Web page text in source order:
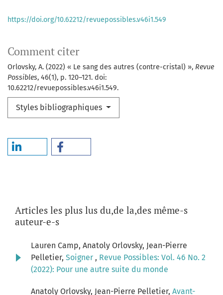
Comment citer
Orlovsky, A. (2022) « Le sang des autres (contre-cristal) », Revue
Possibles, 46(1), p. 120–121. doi:
10.62212/revuepossibles.v46i1.549.
Styles bibliographiques
https://doi.org/10.62212/revuepossibles.v46i1.549
Articles les plus lus du,de la,des même-s
auteur-e-s
Lauren Camp, Anatoly Orlovsky, Jean-Pierre
Pelletier, Soigner , Revue Possibles: Vol. 46 No. 2
(2022): Pour une autre suite du monde
Anatoly Orlovsky, Jean-Pierre Pelletier, Avant-